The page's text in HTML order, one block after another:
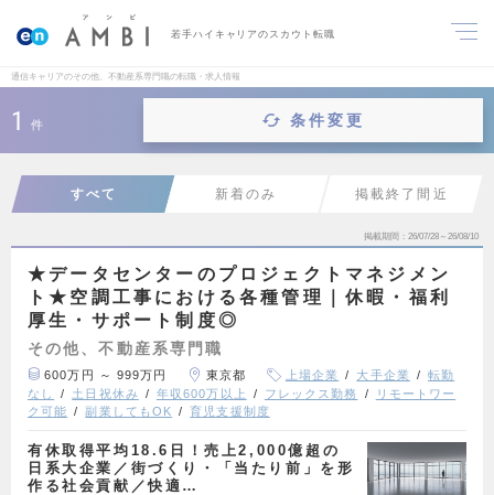
若手ハイキャリアのスカウト転職
通信キャリアのその他、不動産系専門職の転職・求人情報
1 件 条件変更
すべて 新着のみ 掲載終了間近
掲載期間 26/07/28～26/08/10
★データセンターのプロジェクトマネジメン
ト★空調工事における各種管理｜休暇・福利
厚生・サポート制度◎
その他、不動産系専門職
600万円 ～ 999万円 東京都 上場企業 大手企業
転勤
なし
土日祝休み 年収600万以上 フレックス勤務
リモートワー
ク可能
副業してもOK 育児支援制度
有休取得平均18.6日！売上2,000億超の
日系大企業／街づくり・「当たり前」を形
作る社会貢献／快適…